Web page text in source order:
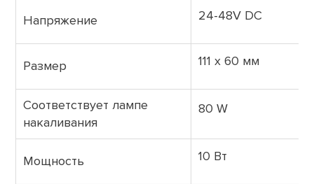
Напряжение 24-48V DC
Размер 111 х 60 мм
Соответствует лампе
накаливания
80 W
Мощность 10 Вт